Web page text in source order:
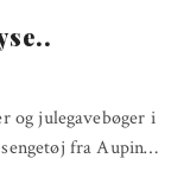
og julegavebøger i
fra Aupin…